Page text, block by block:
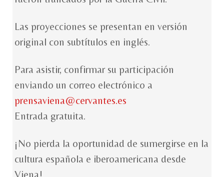
Las proyecciones se presentan en versión
original con subtítulos en inglés.
Para asistir, confirmar su participación
enviando un correo electrónico a
prensaviena@cervantes.es
Entrada gratuita.
¡No pierda la oportunidad de sumergirse en la
cultura española e iberoamericana desde